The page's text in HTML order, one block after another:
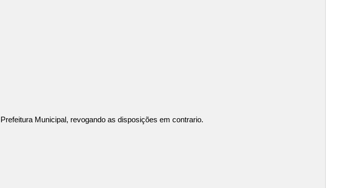
Municipal, revogando as disposições em contrario.